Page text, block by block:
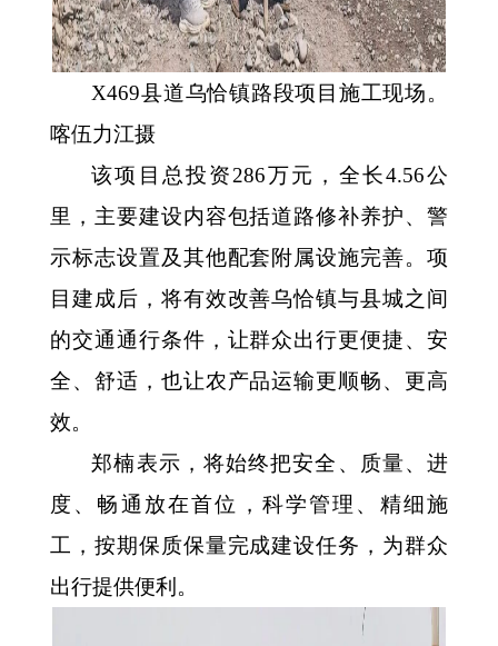
X469县道乌恰镇路段项目施工现场。
喀伍力江摄
该项目总投资286万元，全长4.56公
里，主要建设内容包括道路修补养护、警
示标志设置及其他配套附属设施完善。项
目建成后，将有效改善乌恰镇与县城之间
的交通通行条件，让群众出行更便捷、安
全、舒适，也让农产品运输更顺畅、更高
效。
郑楠表示，将始终把安全、质量、进
度、畅通放在首位，科学管理、精细施
工，按期保质保量完成建设任务，为群众
出行提供便利。